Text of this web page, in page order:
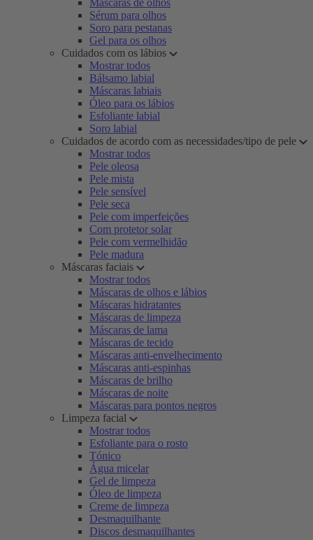
Máscaras de olhos
Sérum para olhos
Soro para pestanas
Gel para os olhos
Cuidados com os lábios
Mostrar todos
Bálsamo labial
Máscaras labiais
Óleo para os lábios
Esfoliante labial
Soro labial
Cuidados de acordo com as necessidades/tipo de pele
Mostrar todos
Pele oleosa
Pele mista
Pele sensível
Pele seca
Pele com imperfeições
Com protetor solar
Pele com vermelhidão
Pele madura
Máscaras faciais
Mostrar todos
Máscaras de olhos e lábios
Máscaras hidratantes
Máscaras de limpeza
Máscaras de lama
Máscaras de tecido
Máscaras anti-envelhecimento
Máscaras anti-espinhas
Máscaras de brilho
Máscaras de noite
Máscaras para pontos negros
Limpeza facial
Mostrar todos
Esfoliante para o rosto
Tónico
Água micelar
Gel de limpeza
Óleo de limpeza
Creme de limpeza
Desmaquilhante
Discos desmaquilhantes